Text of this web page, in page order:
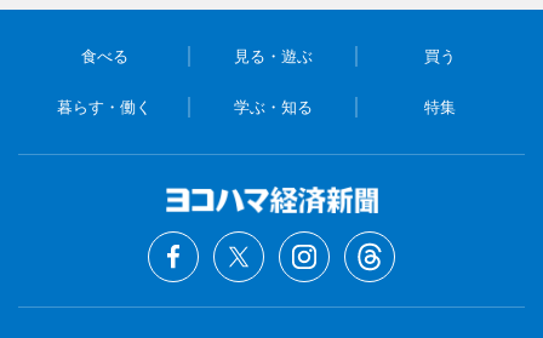
食べる 見る・遊ぶ 買う
暮らす・働く 学ぶ・知る 特集